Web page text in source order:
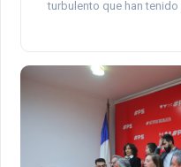
turbulento que han